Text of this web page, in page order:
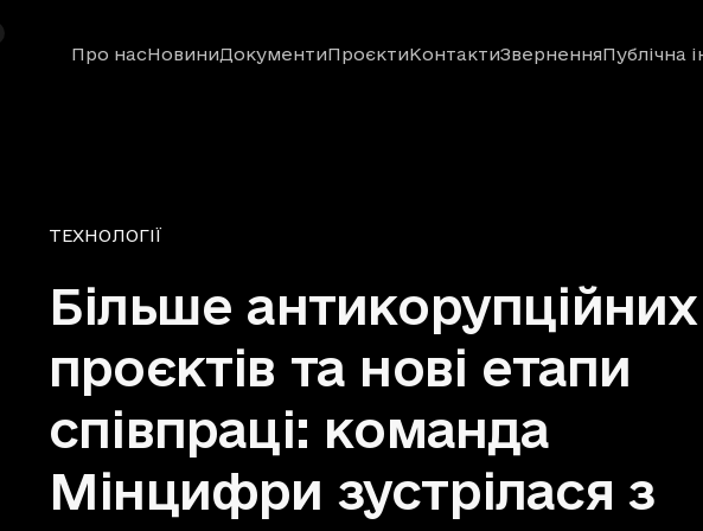
Про насНовиниДокументиПроєктиКонтактиЗверненняПублічна
Рубрики
ТЕХНОЛОГІЇ
Більше антикорупційних
проєктів та нові етапи
співпраці: команда
Мінцифри зустрілася з